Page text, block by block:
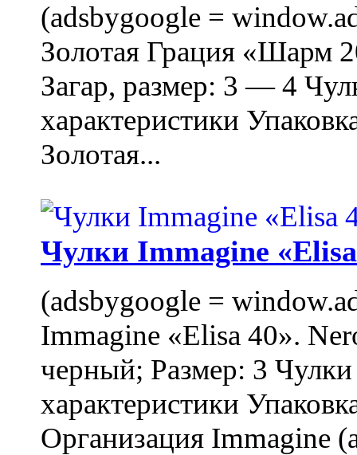
(adsbygoogle =
Золотая Грация «Шарм
Загар, размер: 3 — 4
характеристики
Золотая...
Чулки Immagine
(adsbygoogle =
Immagine «Elisa 40».
черный; Размер: 3
характеристики
Организация Immagine